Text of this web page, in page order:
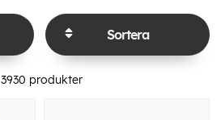
Sortera
3930 produkter